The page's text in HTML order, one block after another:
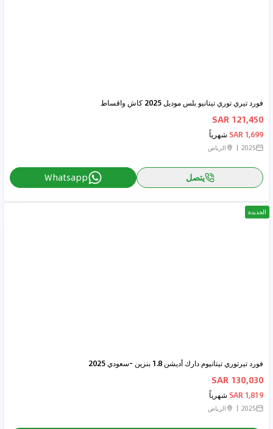
فورد تيري توري تيتانيو بلس موديل 2025 كاش واقساط
121,450 SAR
1,699 SAR شهرياً
2025 الرياض
يتصل Whatsapp
الجديدة
فورد تيرتوري تيتانيوم دارك أديشن 1.8 بنزين -سعودي 2025
130,030 SAR
1,819 SAR شهرياً
2025 الرياض